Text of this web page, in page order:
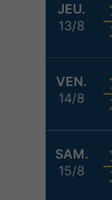
JEU.
13/8
VEN.
14/8
SAM.
15/8